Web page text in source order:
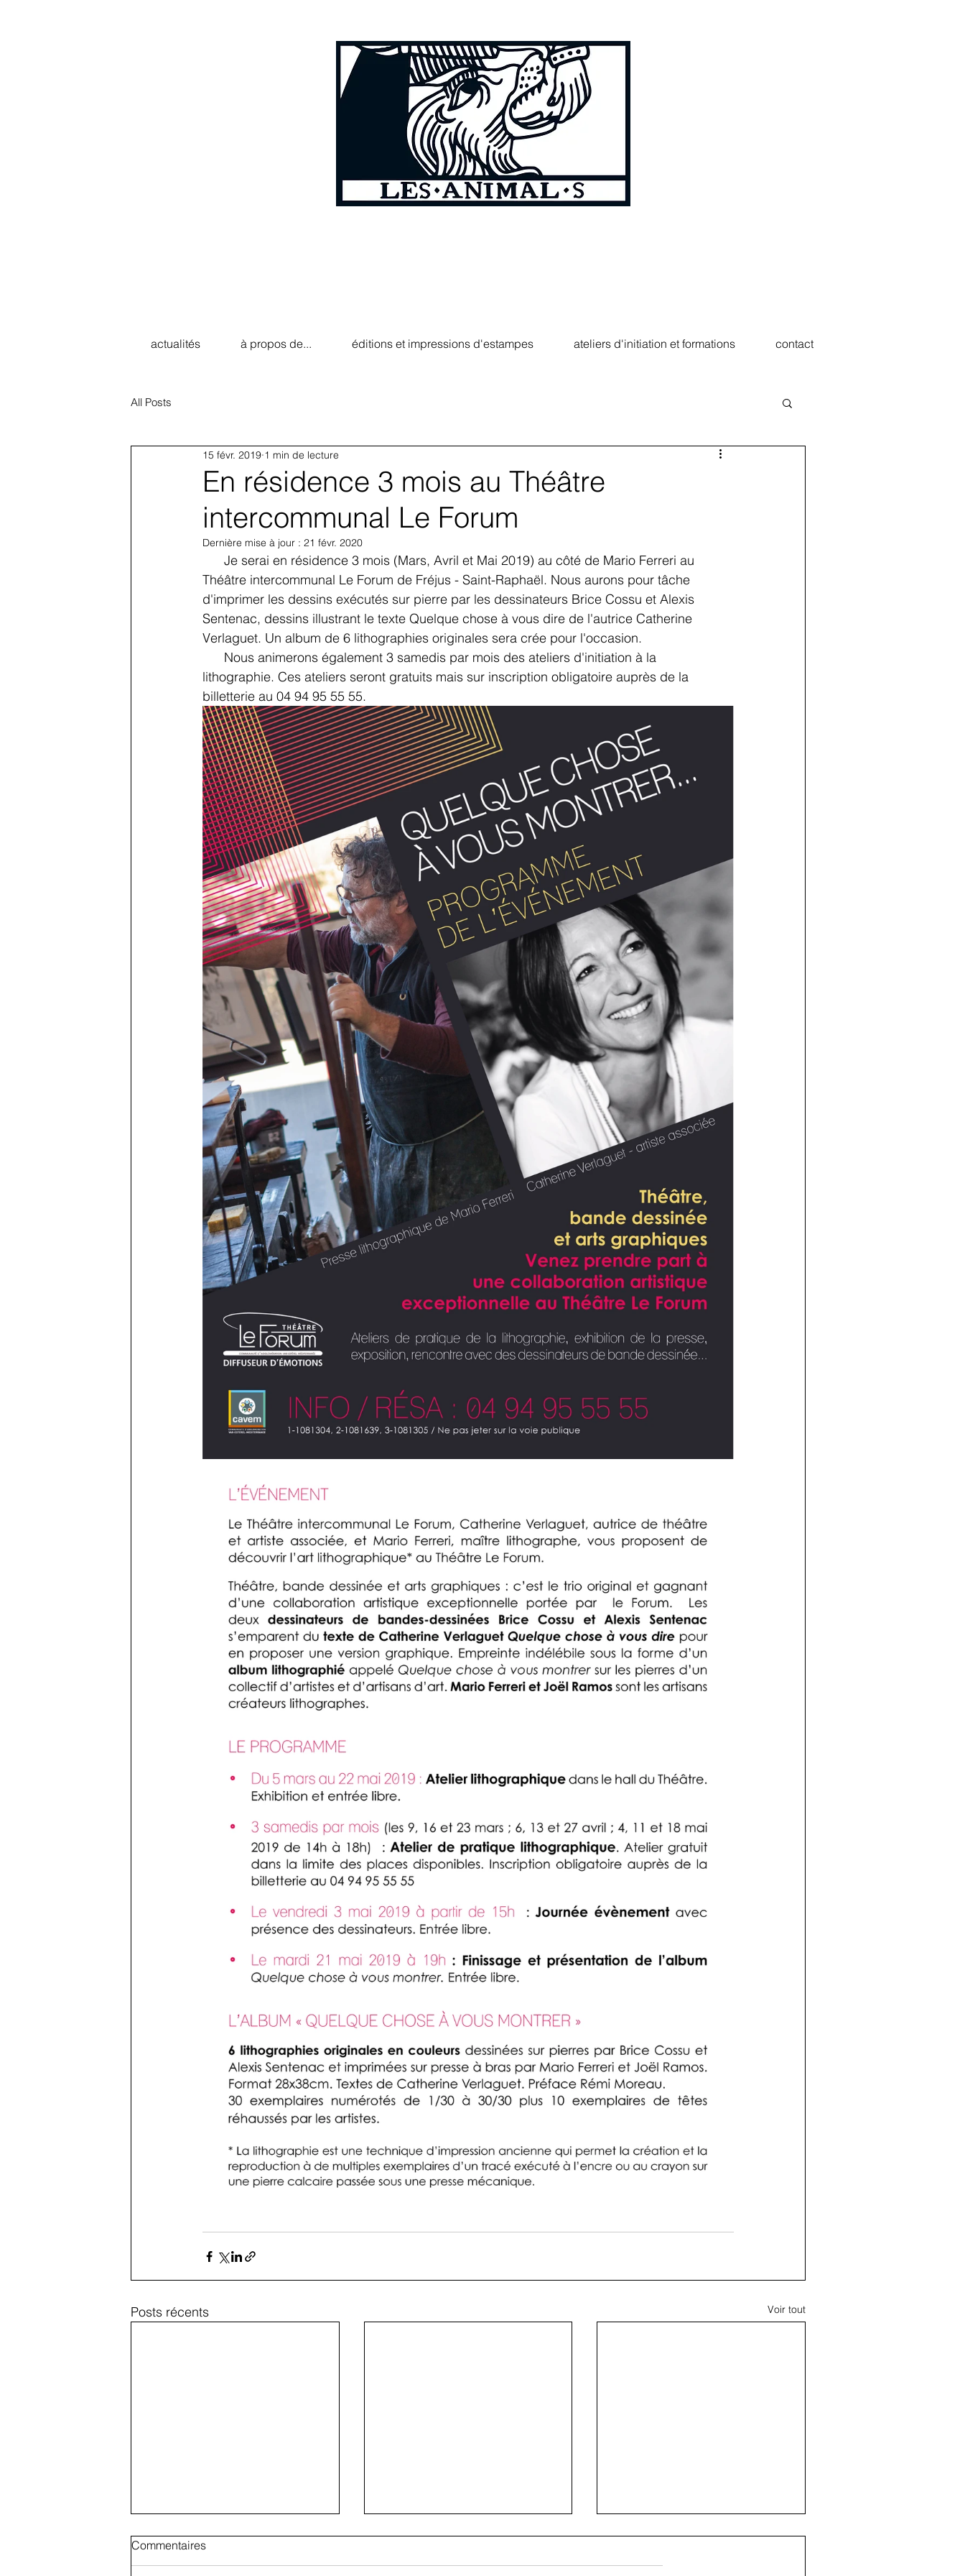
actualités à propos de... éditions et impressions d'estampes ateliers d'initiation et formations contact
All Posts
En résidence 3 mois au Théâtre
intercommunal Le Forum
15 févr. 2019 1 min de lecture
Dernière mise à jour : 21 févr. 2020
Théâtre intercommunal Le Forum de Fréjus - Saint-Raphaël. Nous aurons pour tâche
d'imprimer les dessins exécutés sur pierre par les dessinateurs Brice Cossu et Alexis
Sentenac, dessins illustrant le texte Quelque chose à vous dire de l'autrice Catherine
Verlaguet. Un album de 6 lithographies originales sera crée pour l'occasion.
lithographie. Ces ateliers seront gratuits mais sur inscription obligatoire auprès de la
billetterie au 04 94 95 55 55.
Posts récents Voir tout
Commentaires